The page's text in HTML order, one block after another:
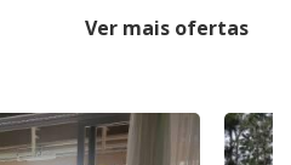
Ver mais ofertas